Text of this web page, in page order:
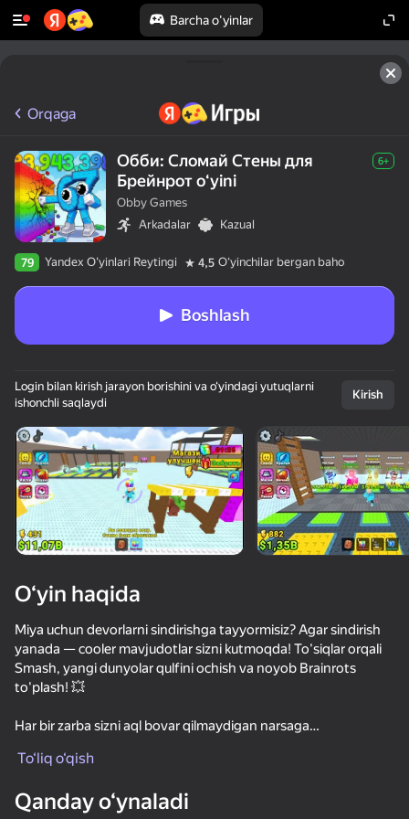
Barcha o'yinlar
Qurilmani aylantiring
O‘yinlar faqat gorizontal
oriyentatsiyasida ishlaydi
Обби: Строй Мост Ради Брейнрот Я Монстр!
Orqaga
Обби: Сломай Стены для
Брейнрот oʻyini
6+
Obby Games
Arkadalar
Kazual
79 Yandex O'yinlari Reytingi 4,5 Oʻyinchilar bergan baho
Boshlash
Login bilan kirish jarayon borishini va o‘yindagi yutuqlarni
ishonchli saqlaydi
Kirish
O‘yin haqida
Miya uchun devorlarni sindirishga tayyormisiz? Agar sindirish
yanada — cooler mavjudotlar sizni kutmoqda! To'siqlar orqali
Smash, yangi dunyolar qulfini ochish va noyob Brainrots
to'plash! 💥
Har bir zarba sizni aql bovar qilmaydigan narsaga
surish — bu erda eng noyob namunalar yashiringan! ⏱️
Umumiy topdingizmi? Boshlash uchun yomon emas! 😋
To‘liq o‘qish
Qanday o‘ynaladi